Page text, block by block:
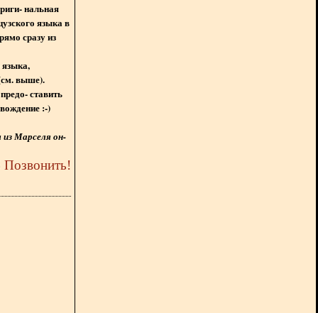
нальная
языка в
сразу из
языка,
выше).
ставить
:-)
Марселя он-
Позвонить!